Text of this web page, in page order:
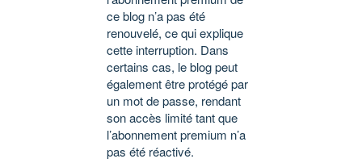
ce blog n’a pas été
renouvelé, ce qui explique
cette interruption. Dans
certains cas, le blog peut
également être protégé par
un mot de passe, rendant
son accès limité tant que
l’abonnement premium n’a
pas été réactivé.